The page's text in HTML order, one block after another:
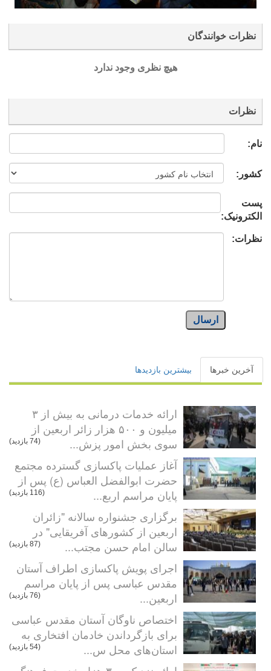
نظرات خوانندگان
هیچ نظری وجود ندارد
نظرات
نام:
کشور:
پست
الکترونیک:
نظرات:
ارسال
آخرین خبرها بیشترین بازدیدها
ارائه خدمات درمانی به بیش از ۳
میلیون و ۵۰۰ هزار زائر اربعین از
سوی بخش امور پزش...
(74 بازدید)
آغاز عملیات پاکسازی گسترده مجتمع
حضرت ابوالفضل العباس (ع) پس از
پایان مراسم اربع...
(116 بازدید)
برگزاری جشنواره سالانه "زائران
اربعین از کشورهای آفریقایی" در
سالن امام حسن مجتب...
(87 بازدید)
اجرای پویش پاکسازی اطراف آستان
مقدس عباسی پس از پایان مراسم
اربعین...
(76 بازدید)
اختصاص ناوگان آستان مقدس عباسی
برای بازگرداندن خادمان افتخاری به
استان‌های محل س...
(54 بازدید)